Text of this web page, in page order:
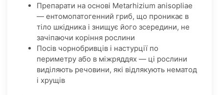
Препарати на основі Metarhizium anisopliae
— ентомопатогенний гриб, що проникає в
тіло шкідника і знищує його зсередини, не
зачіпаючи коріння рослини
Посів чорнобривців і настурції по
периметру або в міжряддях — ці рослини
виділяють речовини, які відлякують нематод
і хрущів